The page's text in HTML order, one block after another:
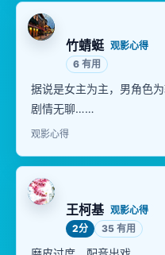
竹蜻蜓 观影心得
6 有用
据说是女主为主，男角色
剧情无聊……
观影心得
王柯基 观影心得
2分
35 有用